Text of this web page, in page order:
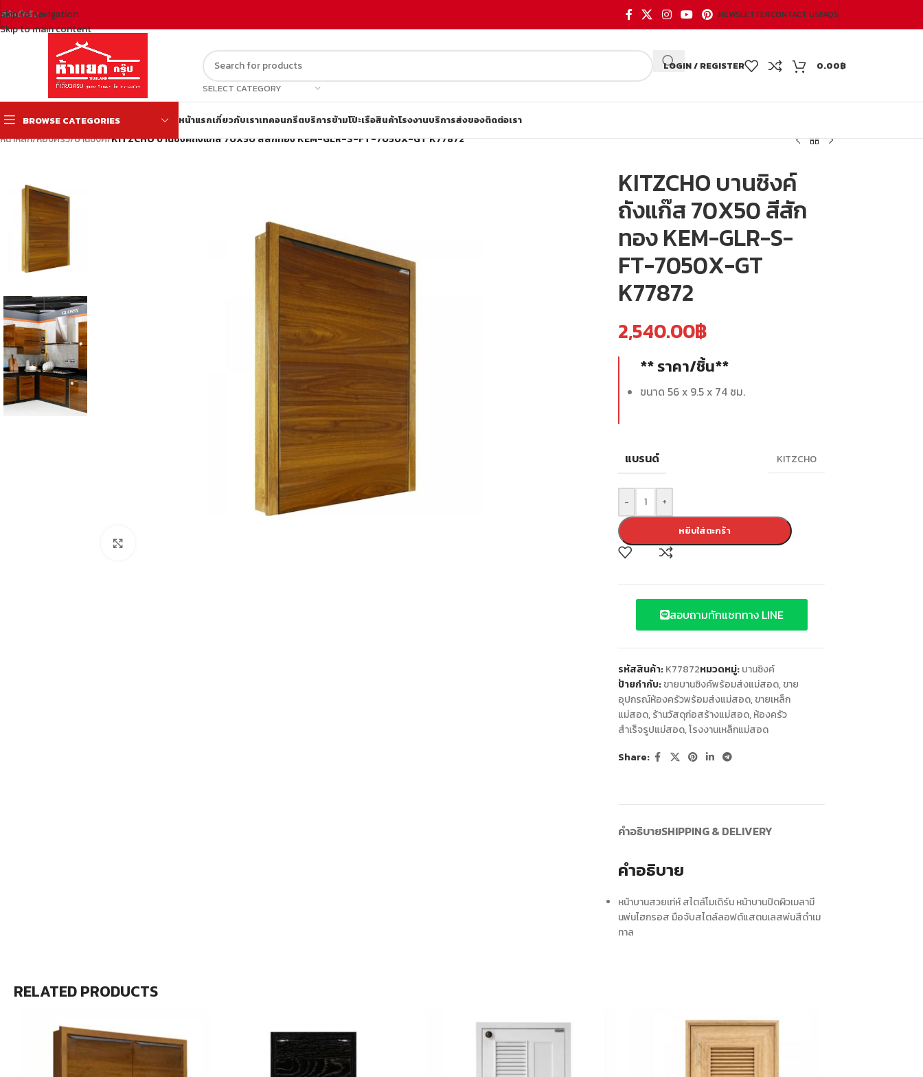
Skip to navigation
Skip to main content
สวัสดีครับ NEWSLETTERCONTACT USFAQS
SELECT CATEGORY
LOGIN / REGISTER 0.00฿
BROWSE CATEGORIES หน้าแรกเกี่ยวกับเราเทคอนกรีตบริการข้ามโป๊ะเรือสินค้าโรงงานบริการส่งของติดต่อเรา
หน้าหลัก/ห้องครัว/บานซิงค์/KITZCHO บานซิงค์ถังแก๊ส 70X50 สีสักทอง KEM-GLR-S-FT-7050X-GT K77872
KITZCHO บานซิงค์
ถังแก๊ส 70X50 สีสัก
ทอง KEM-GLR-S-
FT-7050X-GT
K77872
2,540.00฿
** ราคา/ชิ้น**
ขนาด 56 x 9.5 x 74 ซม.
แบรนด์ KITZCHO
- +
หยิบใส่ตะกร้า
สอบถามทักแชททาง LINE
รหัสสินค้า:K77872หมวดหมู่: บานซิงค์
ป้ายกำกับ: ขายบานซิงค์พร้อมส่งแม่สอด, ขาย
อุปกรณ์ห้องครัวพร้อมส่งแม่สอด, ขายเหล็ก
แม่สอด, ร้านวัสดุก่อสร้างแม่สอด, ห้องครัว
สำเร็จรูปแม่สอด,โรงงานเหล็กแม่สอด
Share:
คำอธิบายSHIPPING & DELIVERY
คำอธิบาย
หน้าบานสวยเท่ห์ สไตล์โมเดิร์น หน้าบานปิดผิวเมลามี
นพ่นไฮกรอส มือจับสไตล์ลอฟต์แสตนเลสพ่นสีดำเม
ทาล
RELATED PRODUCTS